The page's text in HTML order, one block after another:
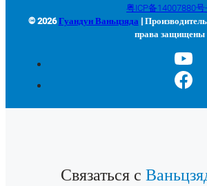
粤ICP备14007880号
© 2026Гуандун Ваньцзяда |
права защищены
Связаться с